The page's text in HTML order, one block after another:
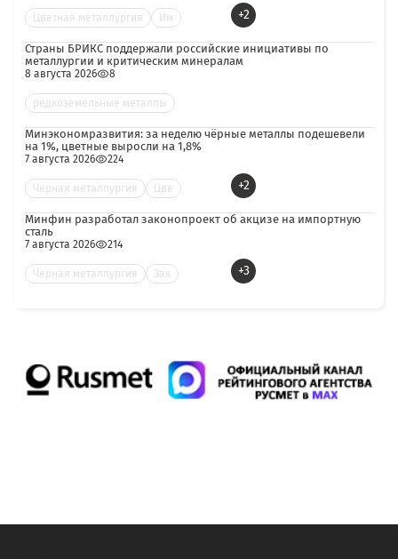
Цветная металлургия Им +2
Страны БРИКС поддержали российские инициативы по
металлургии и критическим минералам
8 августа 2026 8
редкоземельные металлы
Минэкономразвития: за неделю чёрные металлы подешевели
на 1%, цветные выросли на 1,8%
7 августа 2026 224
Черная металлургия Цве +2
Минфин разработал законопроект об акцизе на импортную
сталь
7 августа 2026 214
Черная металлургия Зак +3